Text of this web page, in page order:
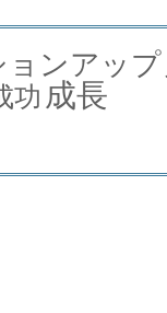
ョンアップ
功 成長